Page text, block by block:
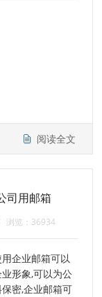
阅读全文
司用邮箱
浏览：36934
用企业邮箱可以
形象,可以为公
密,企业邮箱可